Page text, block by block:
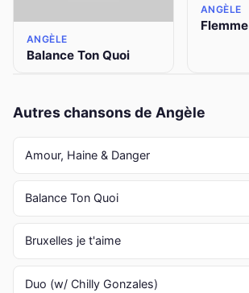
ANGÈLE
Balance Ton Quoi
ANGÈLE
Flemme
Autres chansons de Angèle
Amour, Haine & Danger
Balance Ton Quoi
Bruxelles je t'aime
Duo (w/ Chilly Gonzales)